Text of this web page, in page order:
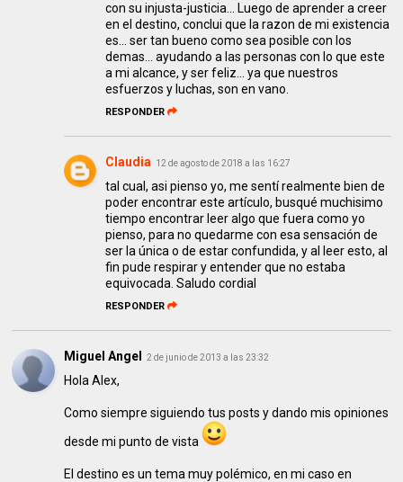
con su injusta-justicia... Luego de aprender a creer
en el destino, conclui que la razon de mi existencia
es... ser tan bueno como sea posible con los
demas... ayudando a las personas con lo que este
a mi alcance, y ser feliz... ya que nuestros
esfuerzos y luchas, son en vano.
RESPONDER
Claudia 12 de agosto de 2018 a las 16:27
tal cual, asi pienso yo, me sentí realmente bien de
poder encontrar este artículo, busqué muchisimo
tiempo encontrar leer algo que fuera como yo
pienso, para no quedarme con esa sensación de
ser la única o de estar confundida, y al leer esto, al
fin pude respirar y entender que no estaba
equivocada. Saludo cordial
RESPONDER
Miguel Angel 2 de junio de 2013 a las 23:32
Hola Alex,
Como siempre siguiendo tus posts y dando mis opiniones
desde mi punto de vista
El destino es un tema muy polémico, en mi caso en